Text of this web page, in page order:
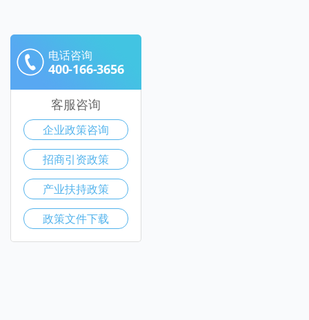
电话咨询
400-166-3656
客服咨询
企业政策咨询
招商引资政策
产业扶持政策
政策文件下载